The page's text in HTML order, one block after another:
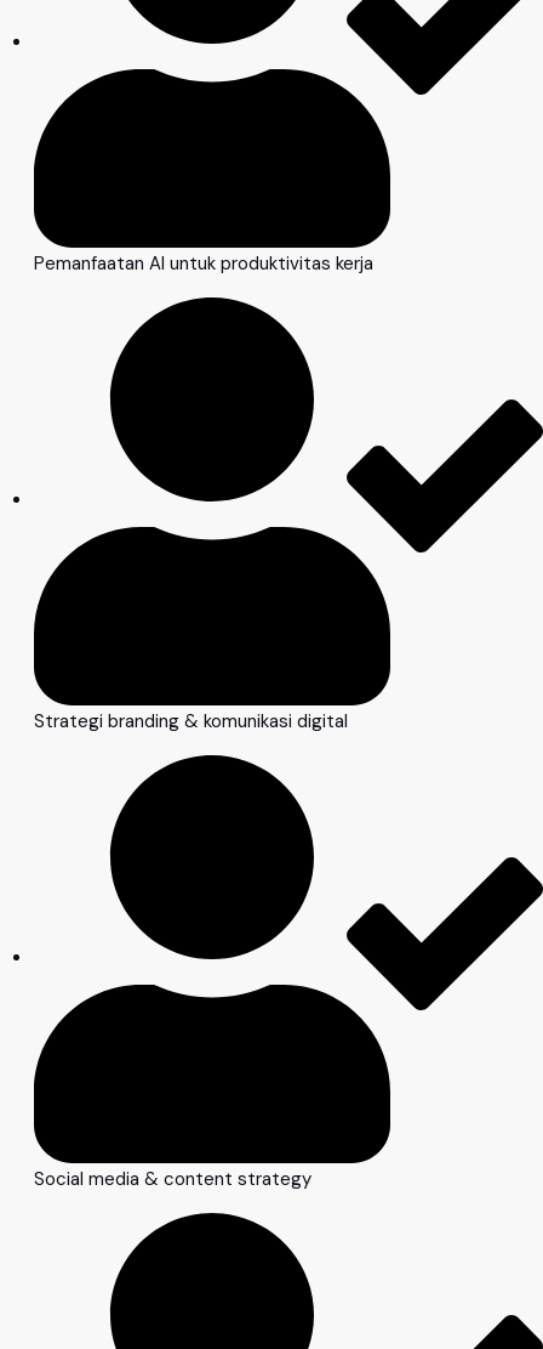
Pemanfaatan AI untuk produktivitas kerja
Strategi branding & komunikasi digital
Social media & content strategy